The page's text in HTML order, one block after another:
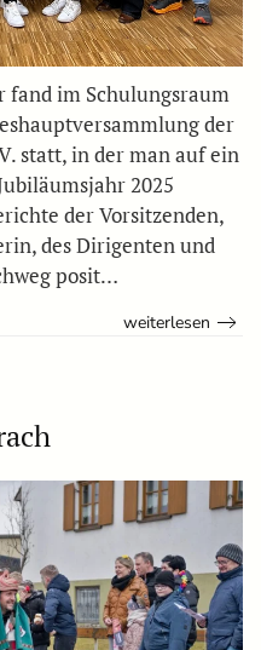
fand im Schulungsraum
der
statt, in der man auf ein
2025
der Vorsitzenden,
des Dirigenten und
posit…
weiterlesen